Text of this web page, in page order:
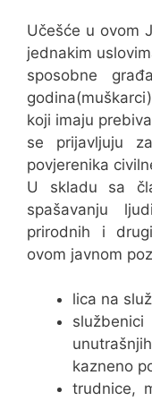
Učešće u ovom
jednakim
sposobne
koji imaju
se prijavljuju
povjerenika
U skladu sa
spašavanju
prirodnih i
ovom javnom
lica na
kazneno
trudnice,